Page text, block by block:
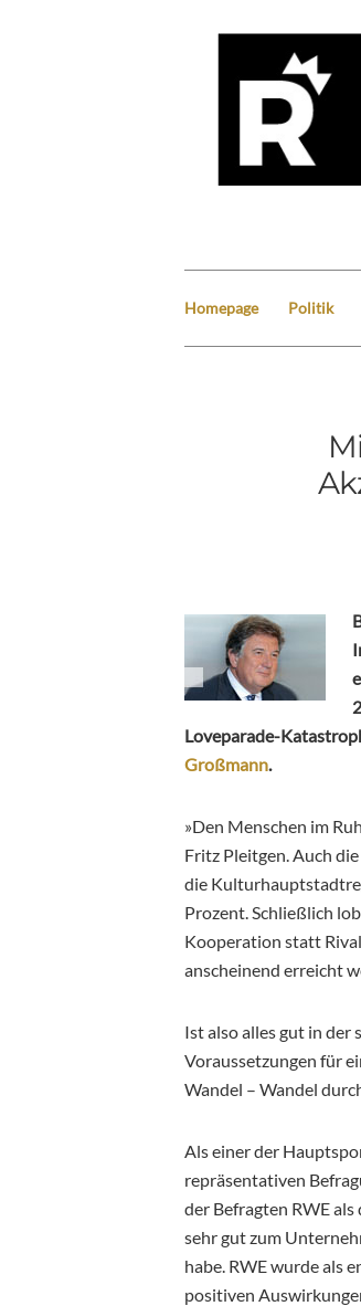
Homepage Politik
Loveparade-
Großmann.
»Den Menschen im
Fritz Pleitgen. Auch
die
Prozent. Schließlich
Kooperation statt
anscheinend erreicht
Ist also alles gut in
Voraussetzungen für
Wandel – Wandel
Als einer der
repräsentativen
der Befragten RWE
sehr gut zum
habe. RWE wurde als
positiven